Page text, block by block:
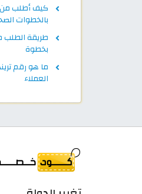
كيف أطلب من
بالخطوات
طريقة
بخطوة
ما هو رقم
العملاء